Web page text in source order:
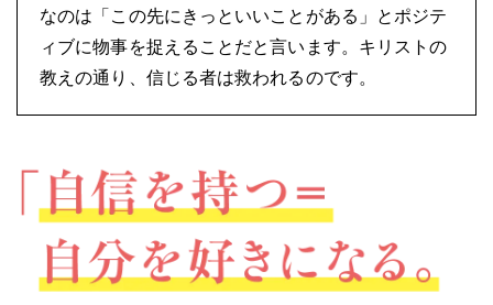
なのは「この先にきっといいことがある」とポジテ
ィブに物事を捉えることだと言います。キリストの
教えの通り、信じる者は救われるのです。